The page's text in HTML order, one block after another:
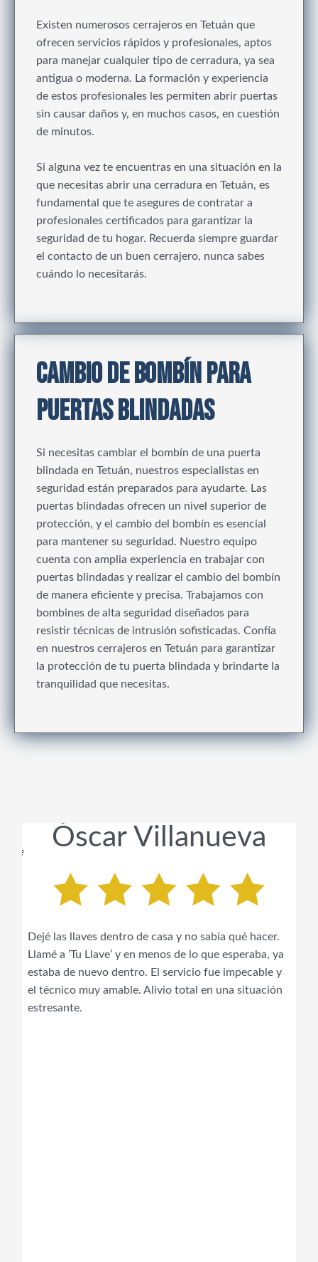
Existen numerosos cerrajeros en Tetuán que
ofrecen servicios rápidos y profesionales, aptos
para manejar cualquier tipo de cerradura, ya sea
antigua o moderna. La formación y experiencia
de estos profesionales les permiten abrir puertas
sin causar daños y, en muchos casos, en cuestión
de minutos.
Si alguna vez te encuentras en una situación en la
que necesitas abrir una cerradura en Tetuán, es
fundamental que te asegures de contratar a
profesionales certificados para garantizar la
seguridad de tu hogar. Recuerda siempre guardar
el contacto de un buen cerrajero, nunca sabes
cuándo lo necesitarás.
CAMBIO DE BOMBÍN PARA
PUERTAS BLINDADAS
Si necesitas cambiar el bombín de una puerta
blindada en Tetuán, nuestros especialistas en
seguridad están preparados para ayudarte. Las
puertas blindadas ofrecen un nivel superior de
protección, y el cambio del bombín es esencial
para mantener su seguridad. Nuestro equipo
cuenta con amplia experiencia en trabajar con
puertas blindadas y realizar el cambio del bombín
de manera eficiente y precisa. Trabajamos con
bombines de alta seguridad diseñados para
resistir técnicas de intrusión sofisticadas. Confía
en nuestros cerrajeros en Tetuán para garantizar
la protección de tu puerta blindada y brindarte la
tranquilidad que necesitas.
Óscar Villanueva
Dejé las llaves dentro de casa y no sabía qué hacer.
Llamé a ‘Tu Llave’ y en menos de lo que esperaba, ya
estaba de nuevo dentro. El servicio fue impecable y
el técnico muy amable. Alivio total en una situación
estresante.